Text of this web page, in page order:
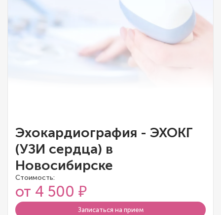
Эхокардиография - ЭХОКГ
(УЗИ сердца) в
Новосибирске
Стоимость:
от 4 500 ₽
Записаться на прием